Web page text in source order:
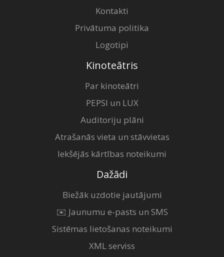
Kontakti
Privātuma politika
Logotipi
Kinoteātris
Par kinoteātri
PEPSI un LUX
Auditoriju plāni
Atrašanās vieta un stāvvietas
Iekšējās kārtības noteikumi
Dažādi
Biežāk uzdotie jautājumi
✉️ Jaunumu e-pasts un SMS
Sistēmas lietošanas noteikumi
XML serviss